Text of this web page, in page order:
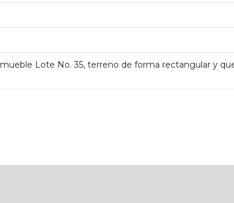
Lote No. 35, terreno de forma rectangular y